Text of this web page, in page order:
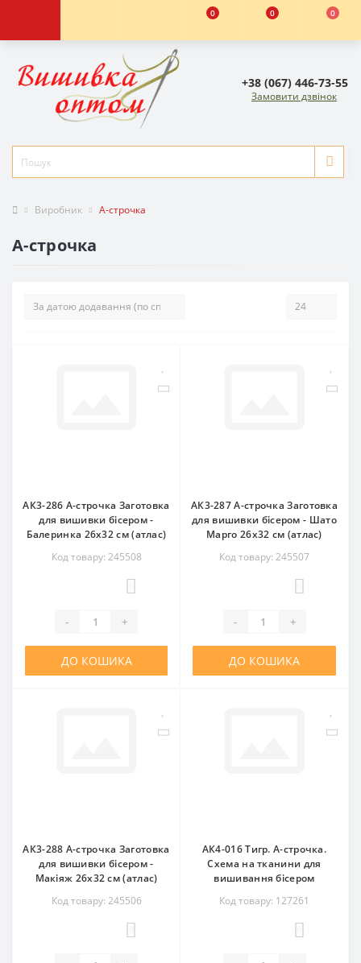
0 0 0
+38 (067) 446-73-55
Замовити дзвінок
Виробник А-строчка
А-строчка
АК3-286 А-строчка Заготовка
для вишивки бісером -
Балеринка 26x32 см (атлас)
Код товару: 245508
- +
ДО КОШИКА
АК3-287 А-строчка Заготовка
для вишивки бісером - Шато
Марго 26x32 см (атлас)
Код товару: 245507
- +
ДО КОШИКА
АК3-288 А-строчка Заготовка
для вишивки бісером -
Макіяж 26x32 см (атлас)
Код товару: 245506
АК4-016 Тигр. А-строчка.
Схема на тканини для
вишивання бісером
Код товару: 127261